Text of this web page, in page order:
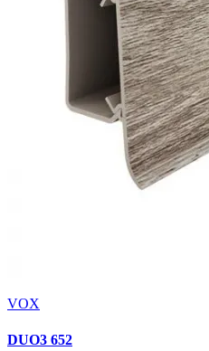
VOX
DUO3 652